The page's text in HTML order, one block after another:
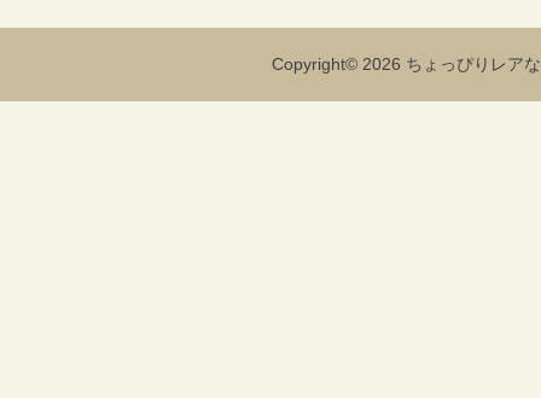
Copyright© 2026 ちょっぴりレ